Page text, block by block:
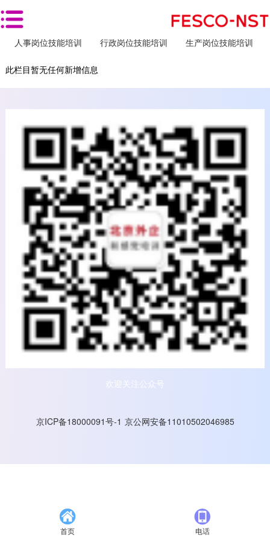
页
下培训
岗位类型分类
解决方案分类
上学习
上平台
上课程
询服务
训体系（学习地图）建设
才测评与人才盘点
通用技能培训
客服岗位技能培训
人事岗位技能培训
行政岗位技能培训 生产岗位技能培训
此栏目暂无任何新增信息
欢迎关注公众号
京ICP备18000091号-1 京公网安备11010502046985
首页 电话